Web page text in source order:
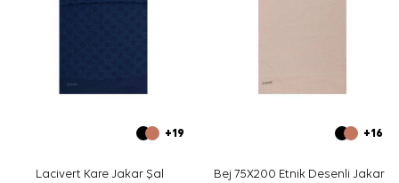
+19
Lacivert Kare Jakar Şal
+16
Bej 75X200 Etnik Desenli Jakar